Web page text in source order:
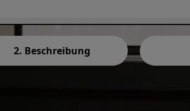
2. Beschreibung